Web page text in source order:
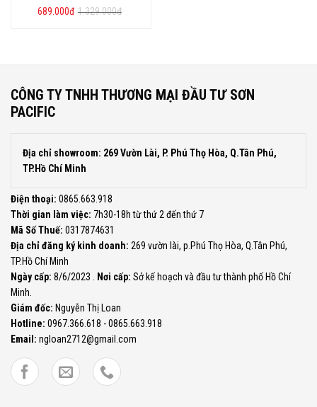
1.329.000đ
Giá
689.000đ Giá
CÔNG TY TNHH THƯƠNG MẠI ĐẦU TƯ SƠN
PACIFIC
Địa chỉ showroom: 269 Vườn Lài, P. Phú Thọ Hòa, Q.Tân Phú,
TP.Hồ Chí Minh
Điện thoại: 0865.663.918
Thời gian làm việc: 7h30-18h từ thứ 2 đến thứ 7
Mã Số Thuế: 0317874631
Địa chỉ đăng ký kinh doanh: 269 vườn lài, p.Phú Thọ Hòa, Q.Tân Phú,
TP.Hồ Chí Minh
Ngày cấp: 8/6/2023 . Nơi cấp: Sở kế hoạch và đầu tư thành phố Hồ Chí
Minh.
Giám đốc: Nguyễn Thị Loan
Hotline: 0967.366.618 - 0865.663.918
Email: ngloan2712@gmail.com